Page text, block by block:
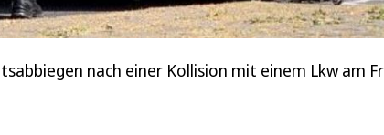
nach einer Kollision mit einem Lkw am